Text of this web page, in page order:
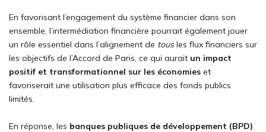
En favorisant l’engagement du système financier dans son
ensemble, l’intermédiation financière pourrait également jouer
un rôle essentiel dans l’alignement de tousles flux financiers sur
les objectifs de l’Accord de Paris, ce qui aurait un impact
positif et transformationnel sur les économies et
favoriserait une utilisation plus efficace des fonds publics
limités.
En réponse, les banques publiques de développement (BPD)